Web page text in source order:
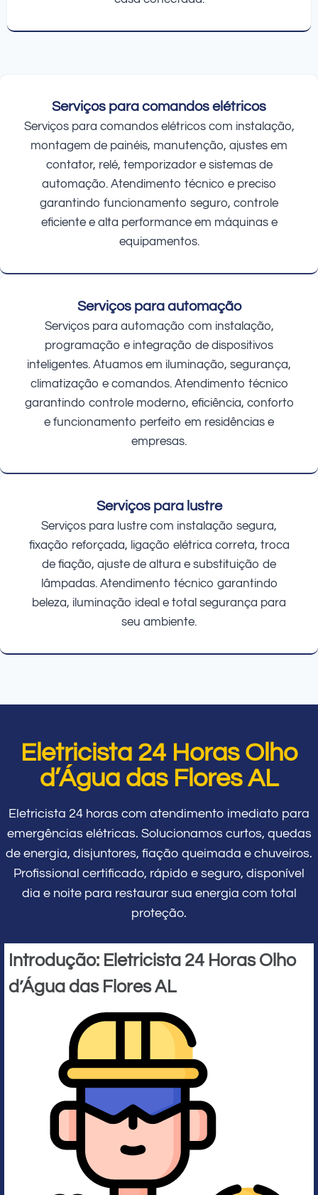
Serviços para comandos elétricos
Serviços para comandos elétricos com instalação,
montagem de painéis, manutenção, ajustes em
contator, relé, temporizador e sistemas de
automação. Atendimento técnico e preciso
garantindo funcionamento seguro, controle
eficiente e alta performance em máquinas e
equipamentos.
Serviços para automação
Serviços para automação com instalação,
programação e integração de dispositivos
inteligentes. Atuamos em iluminação, segurança,
climatização e comandos. Atendimento técnico
garantindo controle moderno, eficiência, conforto
e funcionamento perfeito em residências e
empresas.
Serviços para lustre
Serviços para lustre com instalação segura,
fixação reforçada, ligação elétrica correta, troca
de fiação, ajuste de altura e substituição de
lâmpadas. Atendimento técnico garantindo
beleza, iluminação ideal e total segurança para
seu ambiente.
Eletricista 24 Horas Olho
d’Água das Flores AL
Eletricista 24 horas com atendimento imediato para
emergências elétricas. Solucionamos curtos, quedas
de energia, disjuntores, fiação queimada e chuveiros.
Profissional certificado, rápido e seguro, disponível
dia e noite para restaurar sua energia com total
proteção.
Introdução: Eletricista 24 Horas Olho
d’Água das Flores AL